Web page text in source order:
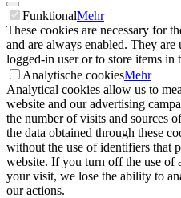
FunktionalMehr
These cookies are necessary for
and are always enabled. They
logged-in user or to store items in
Analytische cookiesMehr
Analytical cookies allow us to
website and our advertising
the number of visits and sources
the data obtained through these
without the use of identifiers that
website. If you turn off the use of
your visit, we lose the ability to
our actions.